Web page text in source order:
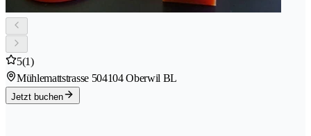
5(1)
Mühlemattstrasse 504104 Oberwil BL
Jetzt buchen